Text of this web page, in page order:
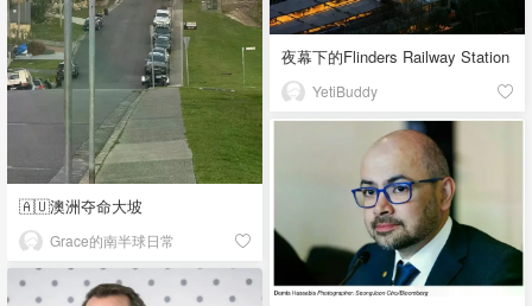
夜幕下的Flinders Railway Station
YetiBuddy
🇦🇺澳洲夺命大坡
Grace的南半球日常